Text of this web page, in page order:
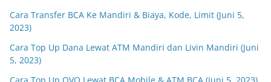
Cara Transfer BCA Ke Mandiri & Biaya, Kode, Limit (Juni 5,
2023)
Cara Top Up Dana Lewat ATM Mandiri dan Livin Mandiri (Juni
5, 2023)
Cara Top Up OVO Lewat BCA Mobile & ATM BCA (Juni 5, 2023)